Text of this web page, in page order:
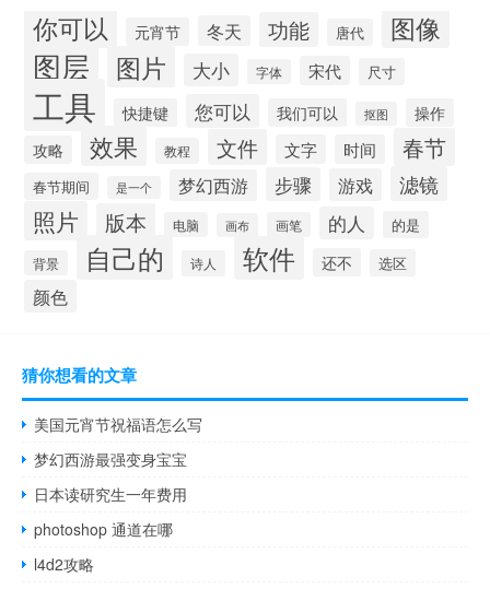
你可以 元宵节 冬天 功能 唐代 图像
图层 图片 大小 字体 宋代 尺寸
工具 快捷键 您可以 我们可以 抠图
操作
攻略
效果 教程 文件 文字 时间 春节
春节期间 是一个 梦幻西游 步骤 游戏 滤镜
照片 版本 电脑 画布 画笔 的人 的是
背景 自己的 诗人 软件 还不 选区
颜色
猜你想看的文章
美国元宵节祝福语怎么写
梦幻西游最强变身宝宝
日本读研究生一年费用
photoshop 通道在哪
l4d2攻略